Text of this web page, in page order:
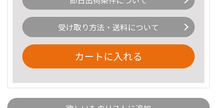
受け取り方法・送料について
カートに入れる